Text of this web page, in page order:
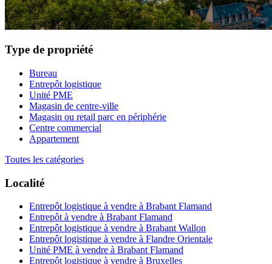
Type de propriété
Bureau
Entrepôt logistique
Unité PME
Magasin de centre-ville
Magasin ou retail parc en périphérie
Centre commercial
Appartement
Toutes les catégories
Localité
Entrepôt logistique à vendre à Brabant Flamand
Entrepôt à vendre à Brabant Flamand
Entrepôt logistique à vendre à Brabant Wallon
Entrepôt logistique à vendre à Flandre Orientale
Unité PME à vendre à Brabant Flamand
Entrepôt logistique à vendre à Bruxelles